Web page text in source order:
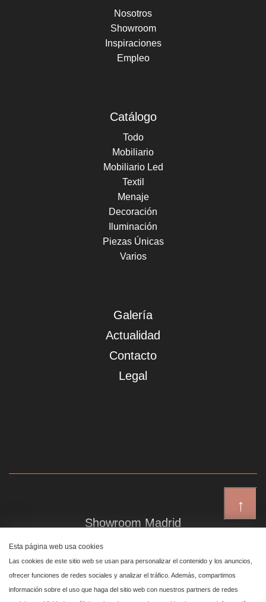
↑
Nosotros
Showroom
Inspiraciones
Empleo
Catálogo
Todo
Mobiliario
Mobiliario Led
Textil
Menaje
Decoración
Iluminación
Piezas Únicas
Varios
Galería
Actualidad
Contacto
Legal
Showroom Madrid
Plaza de Canalejas 6, 4 izq
Centro, 28014 Madrid
Esta página web usa cookies
Las cookies de este sitio web se usan para personalizar el contenido y los anuncios,
ofrecer funciones de redes sociales y analizar el tráfico. Además, compartimos
información sobre el uso que haga del sitio web con nuestros partners de redes